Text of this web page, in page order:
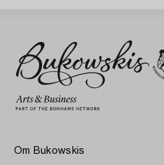
Om Bukowskis